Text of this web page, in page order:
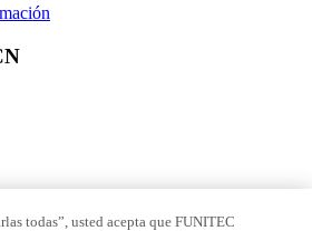
todas”, usted acepta que FUNITEC